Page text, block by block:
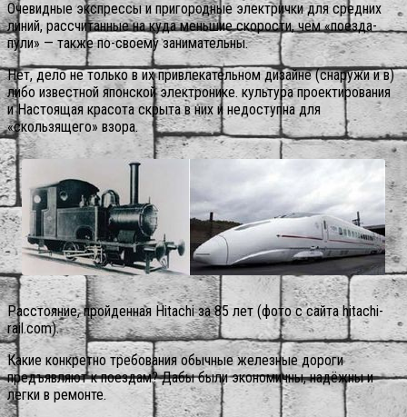
Очевидные экспрессы и пригородные электрички для средних
линий, рассчитанные на куда меньшие скорости, чем «поезда-
пули» — также по-своему занимательны.
Нет, дело не только в их привлекательном дизайне (снаружи и в)
либо известной японской электронике. культура проектирования
и Настоящая красота скрыта в них и недоступна для
«скользящего» взора.
Расстояние, пройденная Hitachi за 85 лет (фото с сайта hitachi-
rail.com).
Какие конкретно требования обычные железные дороги
предъявляют к поездам? Дабы были экономичны, надёжны и
легки в ремонте.